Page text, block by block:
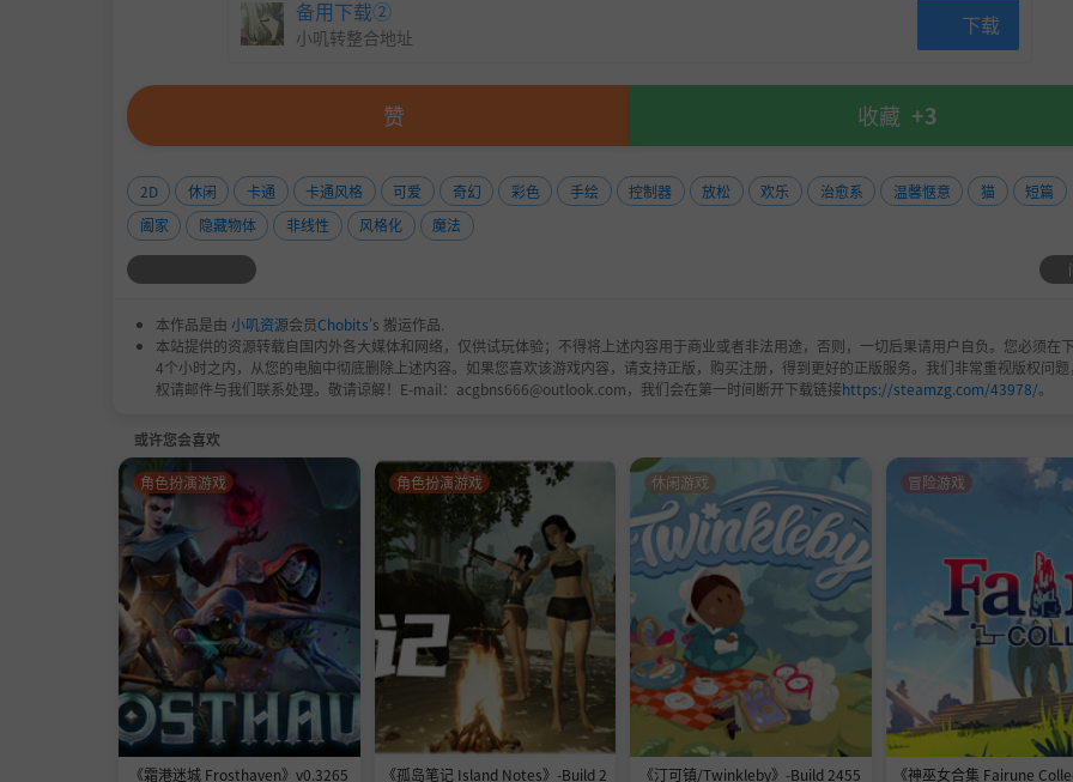
反转鼠标缩放
键盘摄像头控制
备用下载②
小叽转整合地址 下载
赞 收藏 +3
2D 休闲 卡通 卡通风格 可爱 奇幻 彩色 手绘 控制器 放松 欢乐 治愈系 温馨惬意 猫
短篇
阖家
隐藏物体 非线性 风格化 魔法
本作品是由 小叽资源会员Chobits's 搬运作品.
本站提供的资源转载自国内外各大媒体和网络，仅供试玩体验；不得将上述内容用于商业或者非法用途，否则，一切后果请用户自负。您必须在
4个小时之内，从您的电脑中彻底删除上述内容。如果您喜欢该游戏内容，请支持正版，购买注册，得到更好的正版服务。我们非常重视版权问题
权请邮件与我们联系处理。敬请谅解！E-mail：acgbns666@outlook.com，我们会在第一时间断开下载链接https://steamzg.com/43978/。
或许您会喜欢
《霜港迷城 Frosthaven》v0.3265
角色扮演游戏
《孤岛笔记 Island Notes》-Build 2
角色扮演游戏
《汀可镇/Twinkleby》-Build 2455
休闲游戏
《神巫女合集 Fairune
冒险游戏